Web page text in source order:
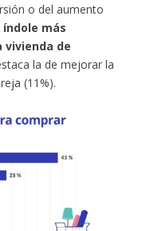
o del aumento
más
vivienda de
la de mejorar la
(11%).